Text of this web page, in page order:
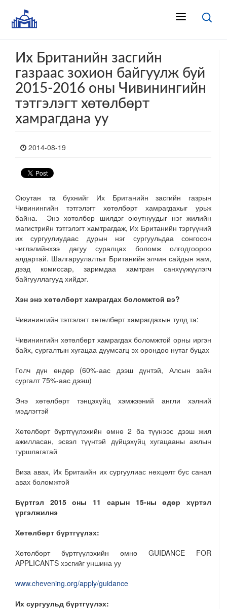
Их Британийн засгийн
газраас зохион байгуулж буй
2015-2016 оны Чивинингийн
тэтгэлэгт хөтөлбөрт
хамрагдана уу
2014-08-19
Оюутан та бүхнийг Их Британийн засгийн газрын
Чивинингийн тэтгэлэгт хөтөлбөрт хамрагдахыг урьж
байна. Энэ хөтөлбөр шилдэг оюутнуудыг нэг жилийн
магистрийн тэтгэлэгт хамтрагдаж, Их Британийн тэргүүний
их сургуулиудаас дурын нэг сургуульдаа сонгосон
чиглэлийнхээ дагуу суралцах боломж олгодгоороо
алдартай. Шалгаруулалтыг Британийн элчин сайдын яам,
дээд комиссар, заримдаа хамтран санхүүжүүлэгч
байгууллагууд хийдэг.
Хэн энэ хөтөлбөрт хамрагдах боломжтой вэ?
Чивинингийн тэтгэлэгт хөтөлбөрт хамрагдахын тулд та:
Чивинингийн хөтөлбөрт хамрагдах боломжтой орны иргэн
байх, сургалтын хугацаа дуумсагц эх орондоо нутаг буцах
Голч дүн өндөр (60%-аас дээш дүнтэй, Алсын зайн
сургалт 75%-аас дээш)
Энэ хөтөлбөрт тэнцэхүйц хэмжээний англи хэлний
мэдлэгтэй
Хөтөлбөрт бүртгүүлэхийн өмнө 2 ба түүнээс дээш жил
ажилласан, эсвэл түүнтэй дүйцэхүйц хугацааны ажлын
туршлагатай
Виза авах, Их Бритаийн их сургуулиас нөхцөлт бус санал
авах боломжтой
Бүртгэл 2015 оны 11 сарын 15-ны өдөр хүртэл
үргэлжилнэ
Хөтөлбөрт бүртгүүлэх:
Хөтөлбөрт бүртгүүлэхийн өмнө GUIDANCE FOR
APPLICANTS хэсгийг уншина уу
www.chevening.org/apply/guidance
Их сургуульд бүртгүүлэх: